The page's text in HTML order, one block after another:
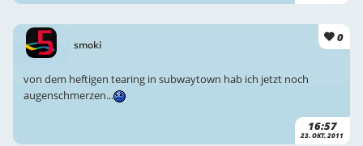
smoki
0
16:57
23. OKT. 2011
von dem heftigen tearing in subwaytown hab ich jetzt noch
augenschmerzen...